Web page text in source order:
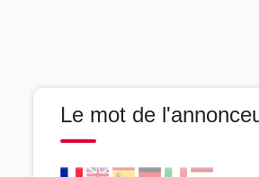
Le mot de